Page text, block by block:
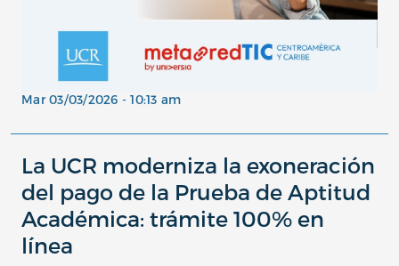
Mar 03/03/2026 - 10:13 am
La UCR moderniza la exoneración
del pago de la Prueba de Aptitud
Académica: trámite 100% en
línea